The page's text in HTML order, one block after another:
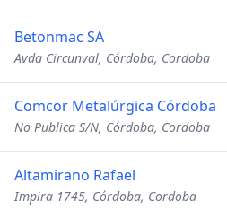
Betonmac SA
Avda Circunval, Córdoba, Cordoba
Comcor Metalúrgica Córdoba
No Publica S/N, Córdoba, Cordoba
Altamirano Rafael
Impira 1745, Córdoba, Cordoba